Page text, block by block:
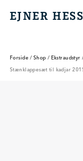
EJNER HESSEL
EJNER
Forside / Shop / Ekstraudstyr
Stænklappesæt til kadjar